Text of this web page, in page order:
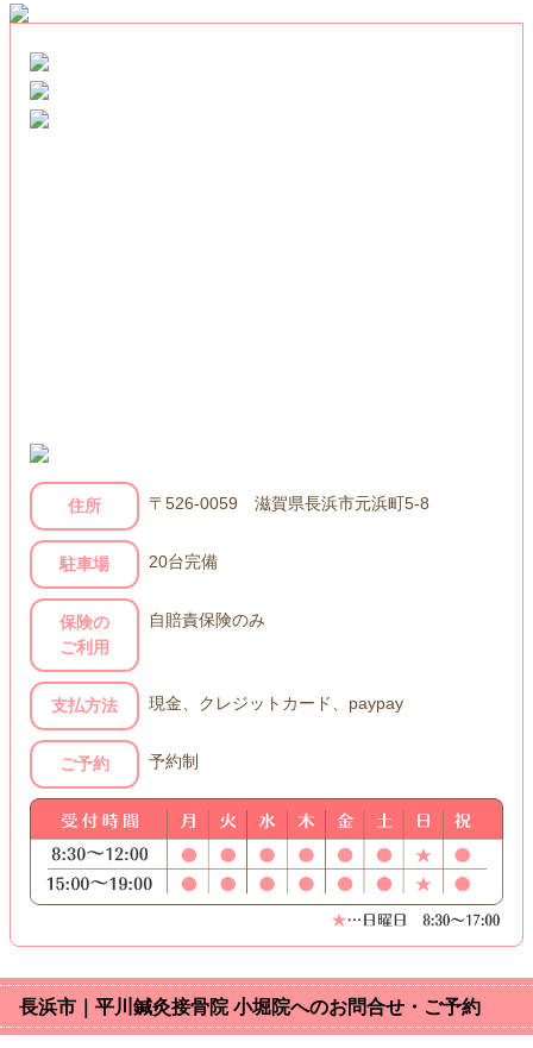
住所 〒526-0059 滋賀県長浜市元浜町5-8
駐車場 20台完備
保険の
ご利用
自賠責保険のみ
支払方法 現金、クレジットカード、paypay
ご予約 予約制
長浜市｜平川鍼灸接骨院 小堀院へのお問合せ・ご予約